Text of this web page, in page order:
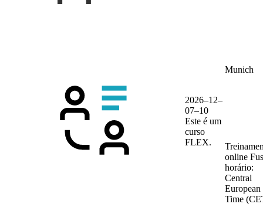
2026–12–
07–10
Este é um
curso
FLEX.
Munich
online
horário:
Central
European
Time